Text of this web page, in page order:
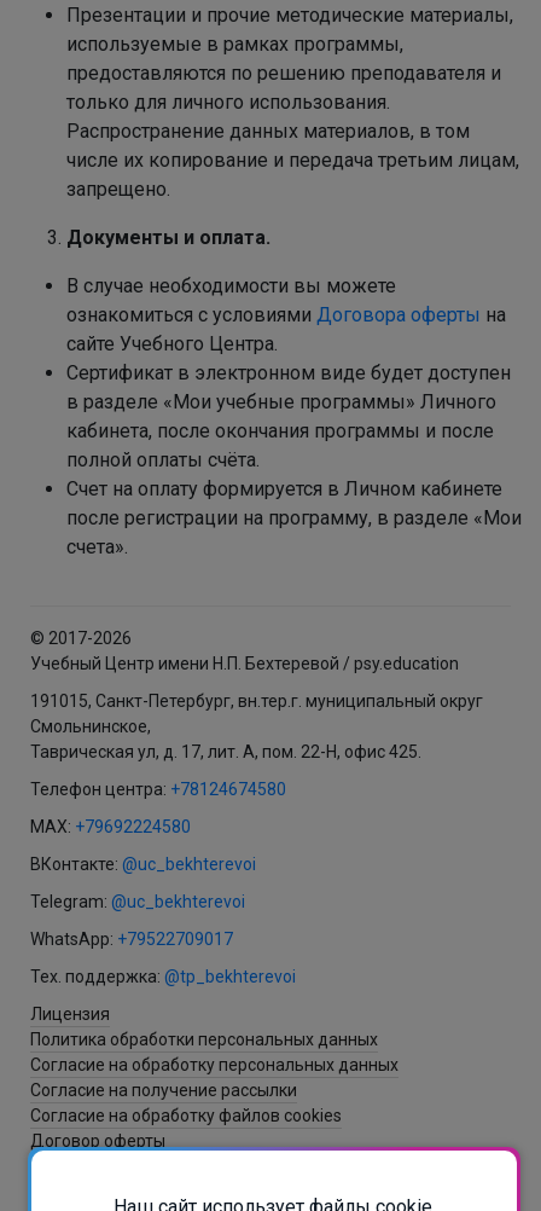
Презентации и прочие методические материалы,
используемые в рамках программы,
предоставляются по решению преподавателя и
только для личного использования.
Распространение данных материалов, в том
числе их копирование и передача третьим лицам,
запрещено.
Документы и оплата.
В случае необходимости вы можете
ознакомиться с условиями Договора оферты на
сайте Учебного Центра.
Сертификат в электронном виде будет доступен
в разделе «Мои учебные программы» Личного
кабинета, после окончания программы и после
полной оплаты счёта.
Счет на оплату формируется в Личном кабинете
после регистрации на программу, в разделе «Мои
счета».
© 2017-2026
Учебный Центр имени Н.П. Бехтеревой / psy.education
191015, Санкт-Петербург, вн.тер.г. муниципальный округ
Смольнинское,
Таврическая ул, д. 17, лит. А, пом. 22-Н, офис 425.
Телефон центра: +78124674580
MAX: +79692224580
ВКонтакте: @uc_bekhterevoi
Telegram: @uc_bekhterevoi
WhatsApp: +79522709017
Тех. поддержка: @tp_bekhterevoi
Лицензия
Политика обработки персональных данных
Согласие на обработку персональных данных
Согласие на получение рассылки
Согласие на обработку файлов cookies
Договор оферты